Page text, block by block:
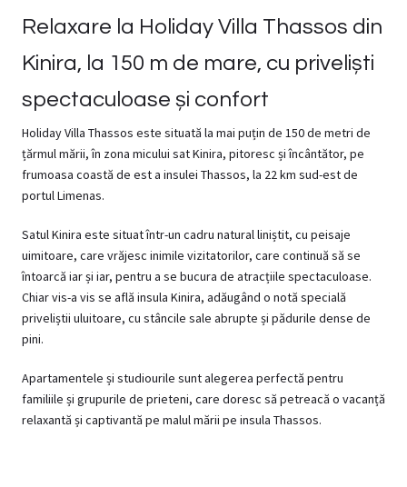
Relaxare la Holiday Villa Thassos din
Kinira, la 150 m de mare, cu priveliști
spectaculoase și confort
Holiday Villa Thassos este situată la mai puțin de 150 de metri de
țărmul mării, în zona micului sat Kinira, pitoresc și încântător, pe
frumoasa coastă de est a insulei Thassos, la 22 km sud-est de
portul Limenas.
Satul Kinira este situat într-un cadru natural liniștit, cu peisaje
uimitoare, care vrăjesc inimile vizitatorilor, care continuă să se
întoarcă iar și iar, pentru a se bucura de atracțiile spectaculoase.
Chiar vis-a vis se află insula Kinira, adăugând o notă specială
priveliștii uluitoare, cu stâncile sale abrupte și pădurile dense de
pini.
Apartamentele și studiourile sunt alegerea perfectă pentru
familiile și grupurile de prieteni, care doresc să petreacă o vacanță
relaxantă și captivantă pe malul mării pe insula Thassos.